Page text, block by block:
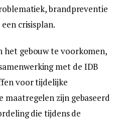
brandpreventie
crisisplan.
het gebouw te voorkomen,
met de IDB
voor tijdelijke
maatregelen zijn gebaseerd
die tijdens de